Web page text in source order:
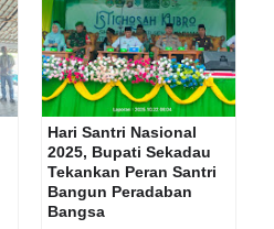
Hari Santri Nasional
2025, Bupati Sekadau
Tekankan Peran Santri
Bangun Peradaban
Bangsa